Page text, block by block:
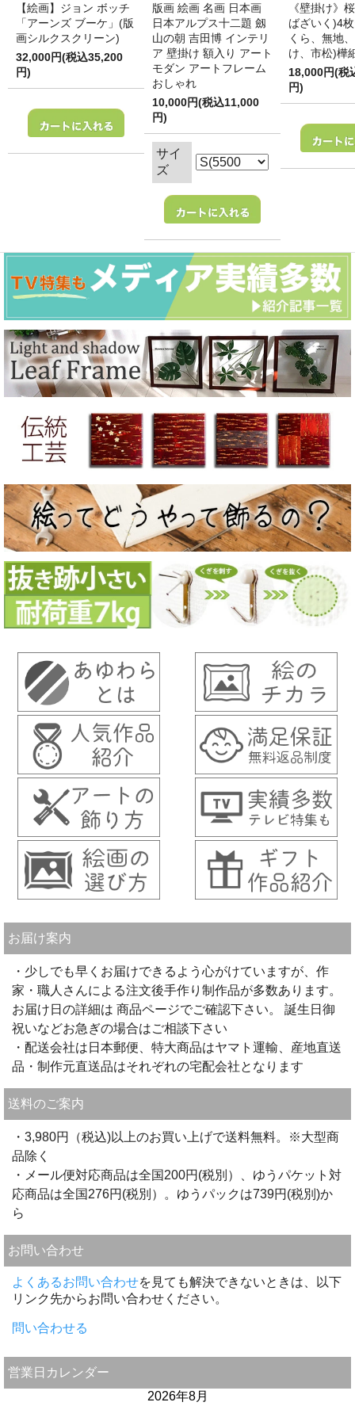
【絵画】ジョン ボッチ
「アーンズ ブーケ」(版
画シルクスクリーン)
32,000円(税込35,200
円)
版画 絵画 名画 日本画
日本アルプス十二題 劔
山の朝 吉田博 インテリ
ア 壁掛け 額入り アート
モダン アートフレーム
おしゃれ
10,000円(税込11,000
円)
サイ
ズ
《壁掛け》
ばざいく)4
くら、無地
け、市松)樺
18,000円(税
円)
お届け案内
・少しでも早くお届けできるよう心がけていますが、作
家・職人さんによる注文後手作り制作品が多数あります。
お届け日の詳細は 商品ページでご確認下さい。 誕生日御
祝いなどお急ぎの場合はご相談下さい
・配送会社は日本郵便、特大商品はヤマト運輸、産地直送
品・制作元直送品はそれぞれの宅配会社となります
送料のご案内
・3,980円（税込)以上のお買い上げで送料無料。※大型商
品除く
・メール便対応商品は全国200円(税別）、ゆうパケット対
応商品は全国276円(税別）。ゆうパックは739円(税別)か
ら
お問い合わせ
よくあるお問い合わせを見ても解決できないときは、以下
リンク先からお問い合わせください。
問い合わせる
営業日カレンダー
2026年8月